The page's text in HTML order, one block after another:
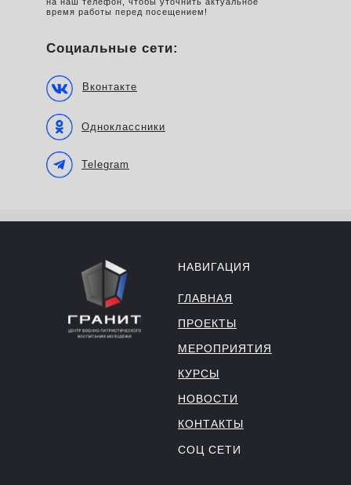
Telegram
Одноклассники
Вконтакте
Социальные сети:
время работы перед посещением!
СОЦ СЕТИ
ГЛАВНАЯ
ПРОЕКТЫ
МЕРОПРИЯТИЯ
КУРСЫ
НОВОСТИ
КОНТАКТЫ
НАВИГАЦИЯ